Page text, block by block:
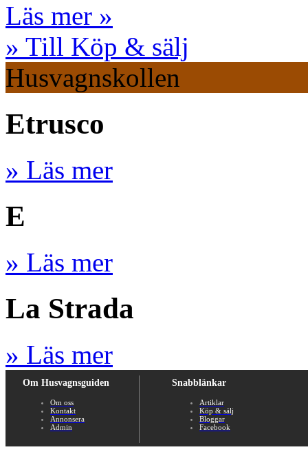
Läs mer »
» Till Köp & sälj
Husvagnskollen
Etrusco
» Läs mer
E
» Läs mer
La Strada
» Läs mer
Om Husvagnsguiden
Om oss
Kontakt
Annonsera
Admin
Snabblänkar
Artiklar
Köp & sälj
Bloggar
Facebook